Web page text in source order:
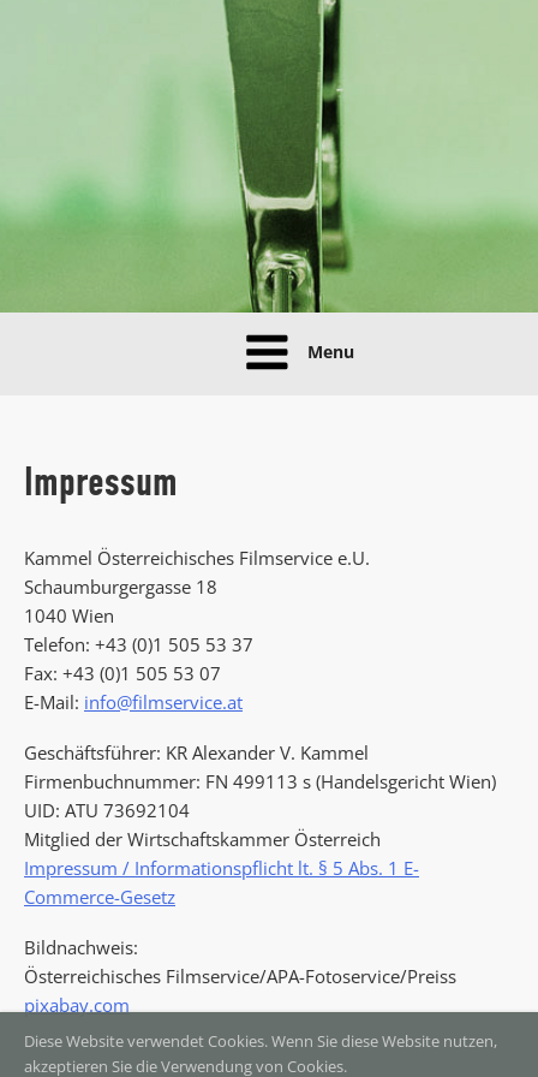
Menu
Impressum
Kammel Österreichisches Filmservice e.U.
Schaumburgergasse 18
1040 Wien
Telefon: +43 (0)1 505 53 37
Fax: +43 (0)1 505 53 07
E-Mail: info@filmservice.at
Geschäftsführer: KR Alexander V. Kammel
Firmenbuchnummer: FN 499113 s (Handelsgericht Wien)
UID: ATU 73692104
Mitglied der Wirtschaftskammer Österreich
Impressum / Informationspflicht lt. § 5 Abs. 1 E-
Commerce-Gesetz
Bildnachweis:
Österreichisches Filmservice/APA-Fotoservice/Preiss
pixabay.com
Diese Website verwendet Cookies. Wenn Sie diese Website nutzen,
akzeptieren Sie die Verwendung von Cookies.